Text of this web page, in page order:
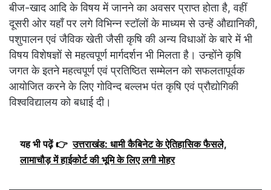
बीज-खाद आदि के विषय में जानने का अवसर प्राप्त होता है, वहीं
दूसरी ओर यहाँ पर लगे विभिन्न स्टॉलों के माध्यम से उन्हें औद्यानिकी,
पशुपालन एवं जैविक खेती जैसी कृषि की अन्य विधाओं के बारे में भी
विषय विशेषज्ञों से महत्वपूर्ण मार्गदर्शन भी मिलता है। उन्होंने कृषि
जगत के इतने महत्वपूर्ण एवं प्रतिष्ठित सम्मेलन को सफलतापूर्वक
आयोजित करने के लिए गोविन्द बल्लभ पंत कृषि एवं प्रौद्योगिकी
विश्वविद्यालय को बधाई दी।
यह भी पढ़ें 👉 उत्तराखंड: धामी कैबिनेट के ऐतिहासिक फैसले,
लामाचौड़ में हाईकोर्ट की भूमि के लिए लगी मोहर